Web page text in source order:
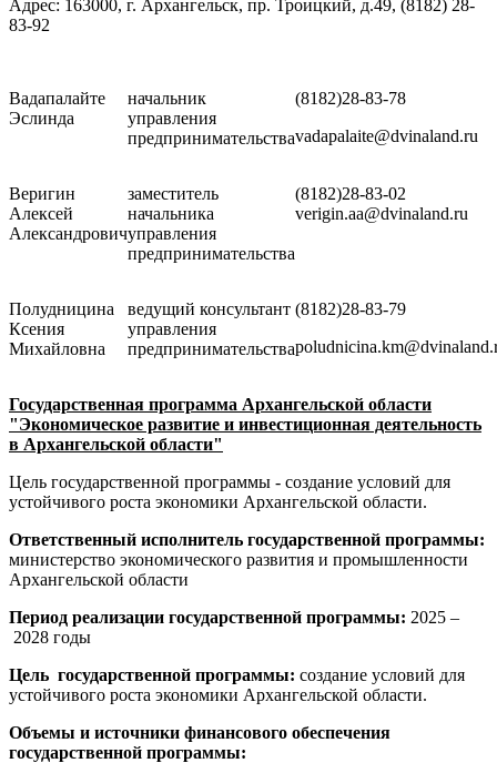
Адрес: 163000, г. Архангельск, пр. Троицкий, д.49, (8182) 28-
83-92
Вадапалайте
Эслинда
начальник
управления
предпринимательства
(8182)28-83-78
vadapalaite@dvinaland.ru
Веригин
Алексей
Александрович
заместитель
начальника
управления
предпринимательства
(8182)28-83-02
verigin.aa@dvinaland.ru
Полудницина
Ксения
Михайловна
ведущий консультант
управления
предпринимательства
(8182)28-83-79
Государственная программа Архангельской области
"Экономическое развитие и инвестиционная деятельность
в Архангельской области"
Цель государственной программы - создание условий для
устойчивого роста экономики Архангельской области.
Ответственный исполнитель государственной программы:
министерство экономического развития и промышленности
Архангельской области
Период реализации государственной программы: 2025 –
2028 годы
Цель государственной программы: создание условий для
устойчивого роста экономики Архангельской области.
Объемы и источники финансового обеспечения
государственной программы: